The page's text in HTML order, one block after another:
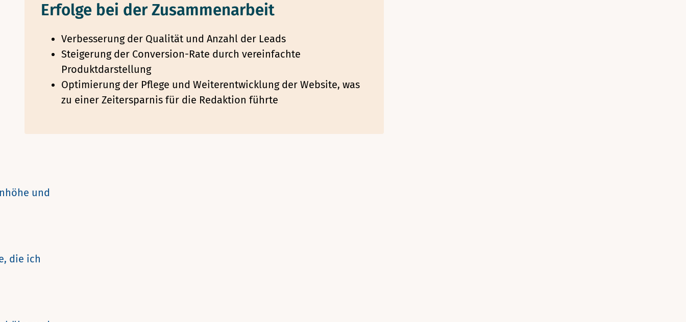
Erfolge bei der Zusammenarbeit
Verbesserung der Qualität und Anzahl der Leads
Steigerung der Conversion-Rate durch vereinfachte
Produktdarstellung
Optimierung der Pflege und Weiterentwicklung der Website, was
zu einer Zeitersparnis für die Redaktion führte
und
die ich